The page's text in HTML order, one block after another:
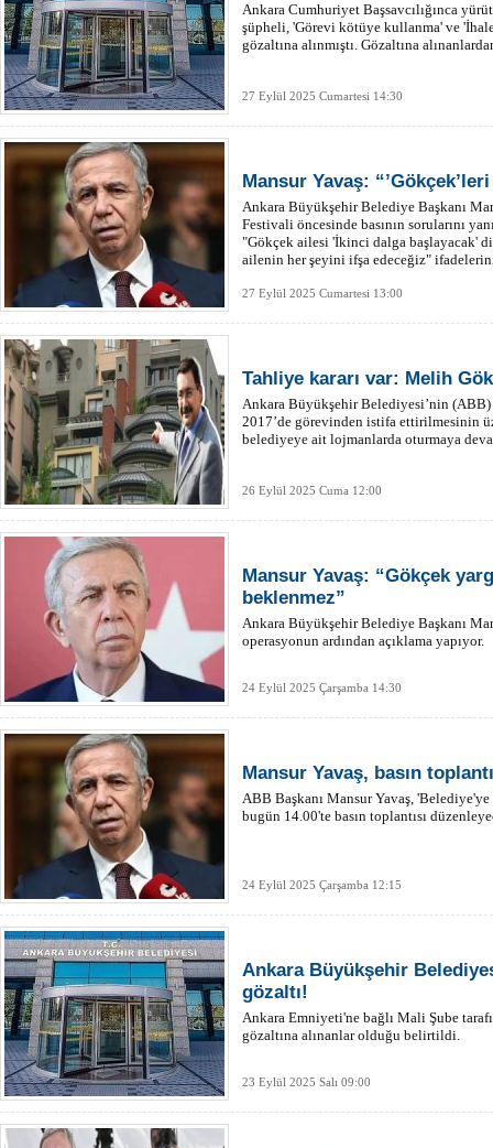
Ankara Cumhuriyet Başsavcılığınca
şüpheli, 'Görevi kötüye kullanma' ve
gözaltına alınmıştı. Gözaltına
27 Eylül 2025 Cumartesi 14:30
Mansur Yavaş:
Ankara Büyükşehir Belediye Başkanı
Festivali öncesinde basının sorularını
"Gökçek ailesi 'İkinci dalga başlayacak'
ailenin her şeyini ifşa edeceğiz"
27 Eylül 2025 Cumartesi 13:00
Tahliye kararı var: Melih
Ankara Büyükşehir Belediyesi’nin
2017’de görevinden istifa ettirilmesinin
belediyeye ait lojmanlarda oturmaya
26 Eylül 2025 Cuma 12:00
Mansur Yavaş: “Gökçek
beklenmez”
Ankara Büyükşehir Belediye Başkanı
operasyonun ardından açıklama yapıyor.
24 Eylül 2025 Çarşamba 14:30
Mansur Yavaş, basın
ABB Başkanı Mansur Yavaş,
bugün 14.00'te basın toplantısı
24 Eylül 2025 Çarşamba 12:15
Ankara Büyükşehir
gözaltı!
Ankara Emniyeti'ne bağlı Mali Şube
gözaltına alınanlar olduğu belirtildi.
23 Eylül 2025 Salı 09:00